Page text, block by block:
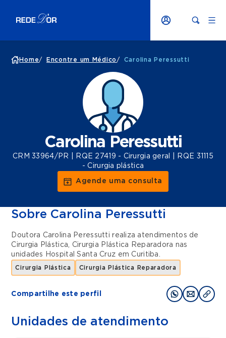
Home/ Encontre um Médico / Carolina Peressutti
Carolina Peressutti
CRM 33964/PR | RQE 27419 - Cirurgia geral | RQE 31115
- Cirurgia plástica
Agende uma consulta
Sobre Carolina Peressutti
Doutora Carolina Peressutti realiza atendimentos de
Cirurgia Plástica, Cirurgia Plástica Reparadora nas
unidades
Hospital Santa Cruz em Curitiba.
Cirurgia Plástica Cirurgia Plástica Reparadora
Compartilhe este perfil
Unidades de atendimento